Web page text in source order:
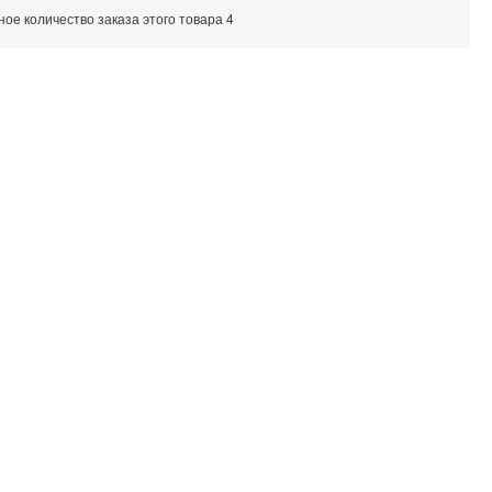
количество заказа этого товара 4